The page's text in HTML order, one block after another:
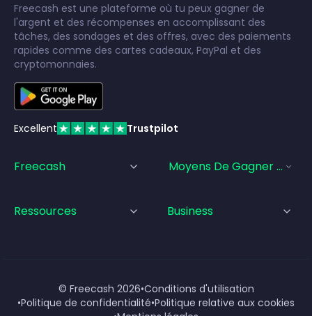
Freecash est une plateforme où tu peux gagner de
l'argent et des récompenses en accomplissant des
tâches, des sondages et des offres, avec des paiements
rapides comme des cartes cadeaux, PayPal et des
cryptomonnaies.
Excellent Trustpilot
Freecash Moyens De Gagner De
Ressources Business
© Freecash 2026•Conditions d'utilisation
•Politique de confidentialité•Politique relative aux cookies